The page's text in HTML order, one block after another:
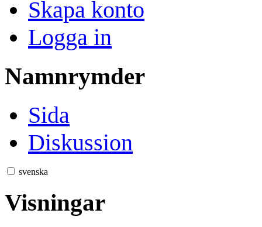
Skapa konto
Logga in
Namnrymder
Sida
Diskussion
svenska
Visningar